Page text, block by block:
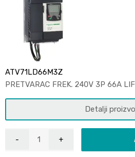
ATV71LD66M3Z
PRETVARAC FREK. 240V 3P 66A
Detalji